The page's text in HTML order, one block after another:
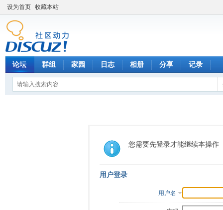
设为首页 收藏本站
论坛 群组 家园 日志 相册 分享 记录
您需要先登录才能继续本操作
用户登录
用户名